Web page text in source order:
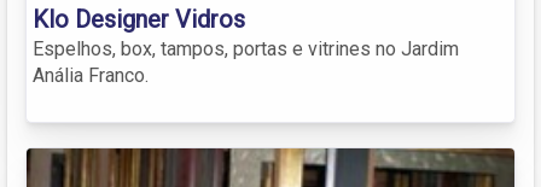
Klo Designer Vidros
Espelhos, box, tampos, portas e vitrines no Jardim
Anália Franco.